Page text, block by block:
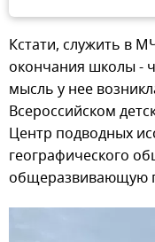
Кстати, служить в
окончания школы -
мысль у нее
Всероссийском
Центр подводных
географического
общеразвивающую